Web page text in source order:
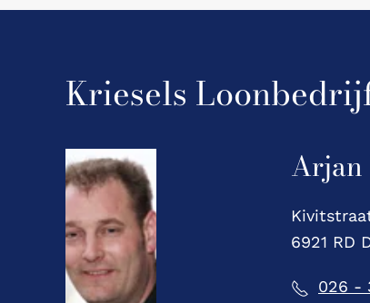
Kriesels
Arjan
6921 RD
026 -